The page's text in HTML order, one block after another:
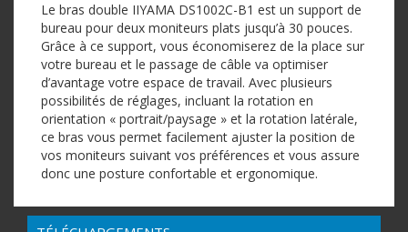
Le bras double IIYAMA DS1002C-B1 est un support de
bureau pour deux moniteurs plats jusqu’à 30 pouces.
Grâce à ce support, vous économiserez de la place sur
votre bureau et le passage de câble va optimiser
d’avantage votre espace de travail. Avec plusieurs
possibilités de réglages, incluant la rotation en
orientation « portrait/paysage » et la rotation latérale,
ce bras vous permet facilement ajuster la position de
vos moniteurs suivant vos préférences et vous assure
donc une posture confortable et ergonomique.